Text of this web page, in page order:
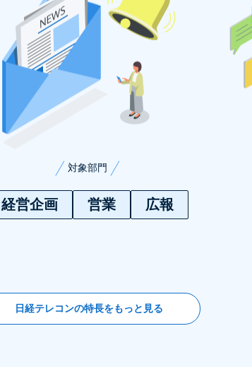
対象部門
経営企画 営業 広報
日経テレコンの特長をもっと見る